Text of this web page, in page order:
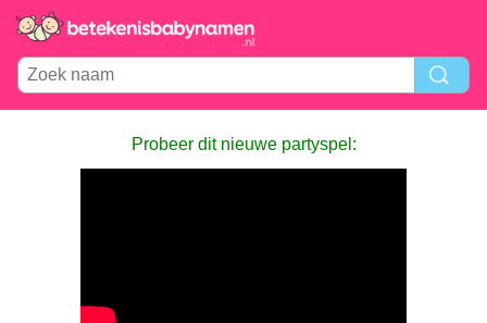
Probeer dit nieuwe partyspel: